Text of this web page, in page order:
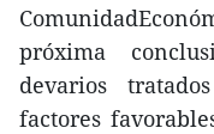
próxima
devarios
factores